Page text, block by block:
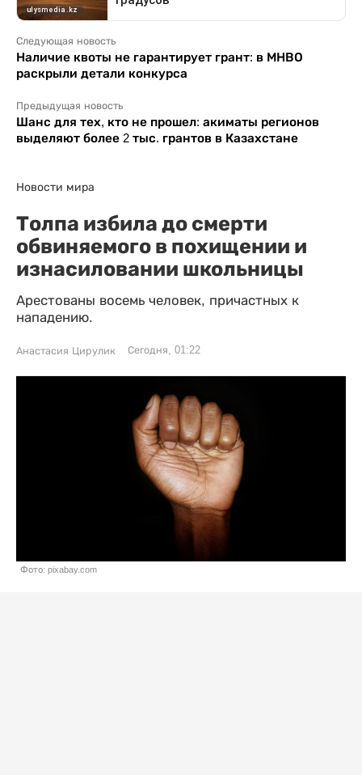
Следующая новость
Наличие квоты не гарантирует грант: в МНВО
раскрыли детали конкурса
Предыдущая новость
Шанс для тех, кто не прошел: акиматы регионов
выделяют более 2 тыс. грантов в Казахстане
Новости мира
Толпа избила до смерти
обвиняемого в похищении и
изнасиловании школьницы
Арестованы восемь человек, причастных к
нападению.
Анастасия Цирулик Сегодня, 01:22
Фото: pixabay.com